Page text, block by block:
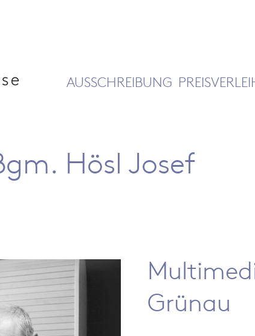
AUSSCHREIBUNG
Hösl Josef
Grünau